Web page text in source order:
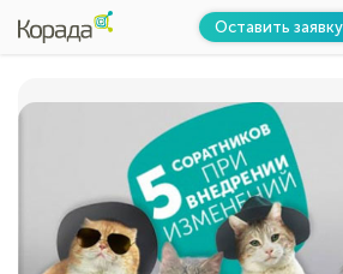
Оставить заявку